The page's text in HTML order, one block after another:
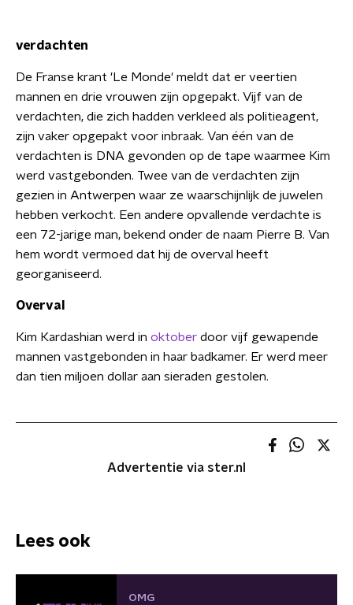
verdachten
De Franse krant 'Le Monde' meldt dat er veertien
mannen en drie vrouwen zijn opgepakt. Vijf van de
verdachten, die zich hadden verkleed als politieagent,
zijn vaker opgepakt voor inbraak. Van één van de
verdachten is DNA gevonden op de tape waarmee Kim
werd vastgebonden. Twee van de verdachten zijn
gezien in Antwerpen waar ze waarschijnlijk de juwelen
hebben verkocht. Een andere opvallende verdachte is
een 72-jarige man, bekend onder de naam Pierre B. Van
hem wordt vermoed dat hij de overval heeft
georganiseerd.
Overval
Kim Kardashian werd in oktober door vijf gewapende
mannen vastgebonden in haar badkamer. Er werd meer
dan tien miljoen dollar aan sieraden gestolen.
Advertentie via ster.nl
Lees ook
OMG